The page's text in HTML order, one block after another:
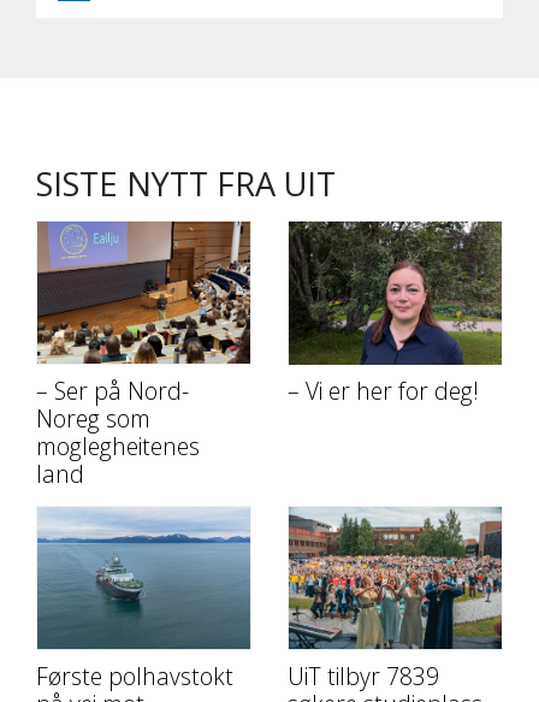
SISTE NYTT FRA UIT
– Ser på Nord-
Noreg som
moglegheitenes
land
– Vi er her for deg!
Første polhavstokt
UiT tilbyr 7839